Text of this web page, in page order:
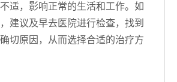
适，影响正常的生活和工作。如
建议及早去医院进行检查，找到
切原因，从而选择合适的治疗方